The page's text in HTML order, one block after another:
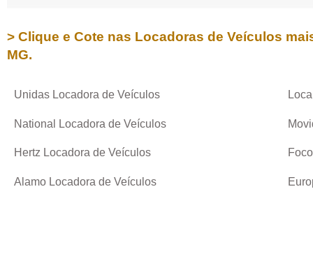
> Clique e Cote nas Locadoras de Veículos
MG.
Unidas Locadora de Veículos
National Locadora de Veículos
Hertz Locadora de Veículos
Alamo Locadora de Veículos